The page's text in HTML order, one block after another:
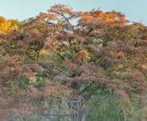
tai pyyhkäisemällä.